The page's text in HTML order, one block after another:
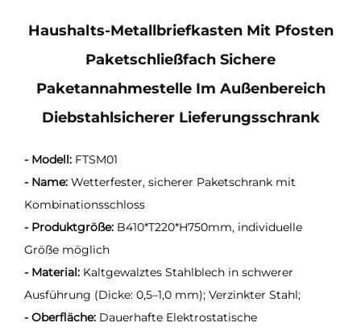
Haushalts-Metallbriefkasten Mit Pfosten
Paketschließfach Sichere
Paketannahmestelle Im Außenbereich
Diebstahlsicherer Lieferungsschrank
- Modell: FTSM01
- Name: Wetterfester, sicherer Paketschrank mit
Kombinationsschloss
- Produktgröße: B410*T220*H750mm, individuelle
Größe möglich
- Material: Kaltgewalztes Stahlblech in schwerer
Ausführung (Dicke: 0,5–1,0 mm); Verzinkter Stahl;
- Oberfläche: Dauerhafte Elektrostatische